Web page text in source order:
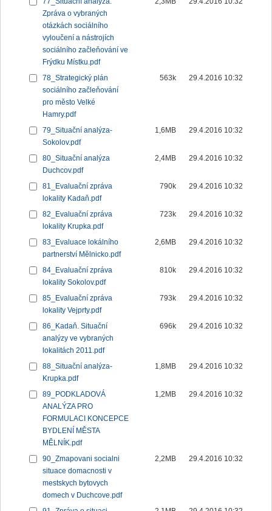
Zpráva o vybraných
otázkách sociálního
vyloučení a nástrojích
sociálního začleňování ve
Frýdku Místku.pdf
78_Strategický plán
sociálního začleňování
pro město Velké
Hamry.pdf
563k 29.4.2016 10:32
79_Situační analýza-
Sokolov.pdf
1,6MB 29.4.2016 10:32
80_Situační analýza
Duchcov.pdf
2,4MB 29.4.2016 10:32
81_Evaluační zpráva
lokality Kadaň.pdf
790k 29.4.2016 10:32
82_Evaluační zpráva
lokality Krupka.pdf
723k 29.4.2016 10:32
83_Evaluace lokálního
partnerství Mělnicko.pdf
2,6MB 29.4.2016 10:32
84_Evaluační zpráva
lokality Sokolov.pdf
810k 29.4.2016 10:32
85_Evaluační zpráva
lokality Vejprty.pdf
793k 29.4.2016 10:32
86_Kadaň. Situační
analýzy ve vybraných
lokalitách 2011.pdf
696k 29.4.2016 10:32
88_Situační analýza-
Krupka.pdf
1,8MB 29.4.2016 10:32
89_PODKLADOVÁ
ANALÝZA PRO
FORMULACI KONCEPCE
BYDLENÍ MĚSTA
MĚLNÍK.pdf
1,2MB 29.4.2016 10:32
90_Zmapovani socialni
situace domacnosti v
mestskych bytovych
domech v Duchcove.pdf
2,2MB 29.4.2016 10:32